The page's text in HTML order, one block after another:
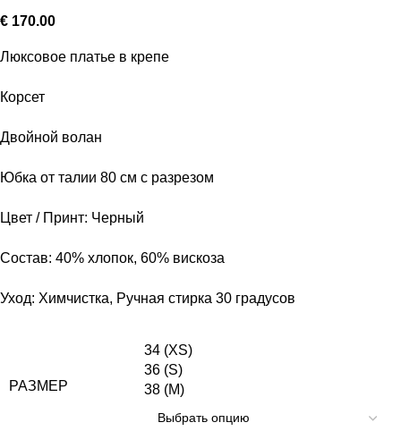
€ 170.00
Люксовое платье в крепе
Корсет
Двойной волан
Юбка от талии 80 см с разрезом
Цвет / Принт: Черный
Состав: 40% хлопок, 60% вискоза
Уход: Химчистка, Ручная стирка 30 градусов
РАЗМЕР
34 (XS)
36 (S)
38 (M)